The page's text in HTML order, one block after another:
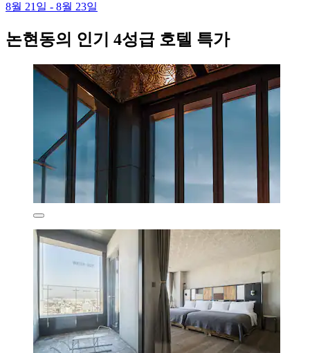
8월 21일 - 8월 23일
논현동의 인기 4성급 호텔 특가